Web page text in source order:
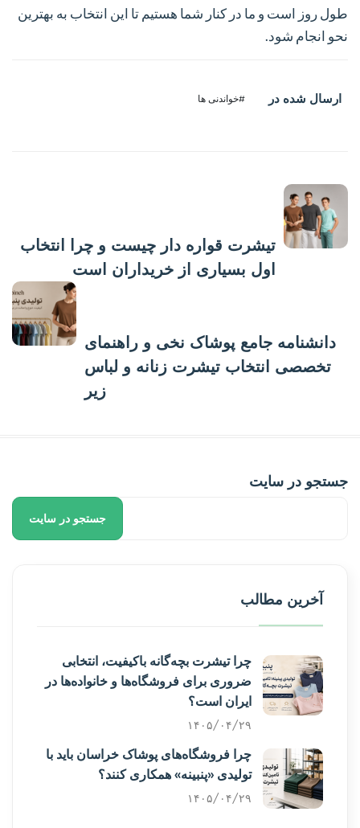
طول روز است و ما در کنار شما هستیم تا این انتخاب به بهترین
نحو انجام شود.
ارسال شده در #خواندنی ها
تیشرت قواره دار چیست و چرا انتخاب
اول بسیاری از خریداران است
دانشنامه جامع پوشاک نخی و راهنمای
تخصصی انتخاب تیشرت زنانه و لباس
زیر
جستجو در سایت
جستجو در سایت
آخرین مطالب
چرا تیشرت بچه‌گانه باکیفیت، انتخابی
ضروری برای فروشگاه‌ها و خانواده‌ها در
ایران است؟
۱۴۰۵/۰۴/۲۹
چرا فروشگاه‌های پوشاک خراسان باید با
تولیدی «پنبینه» همکاری کنند؟
۱۴۰۵/۰۴/۲۹